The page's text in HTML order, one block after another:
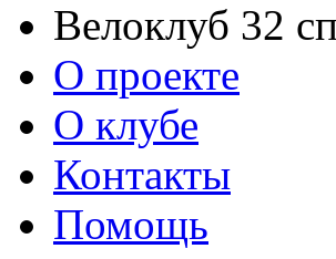
Велоклуб 32
О проекте
О клубе
Контакты
Помощь